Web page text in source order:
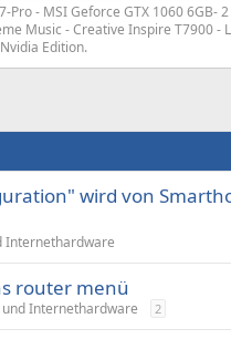
- MSI Geforce GTX 1060 6GB-
Music - Creative Inspire T7900
Edition.
wird von
Internethardware
router menü
Internethardware 2